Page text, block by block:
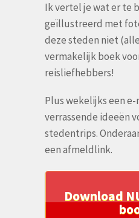
Ik vertel je wat er te
geïllustreerd met
deze steden niet
vermakelijk boek
reisliefhebbers!
Plus wekelijks een
verrassende ideeën
stedentrips.
een afmeldlink.
Download